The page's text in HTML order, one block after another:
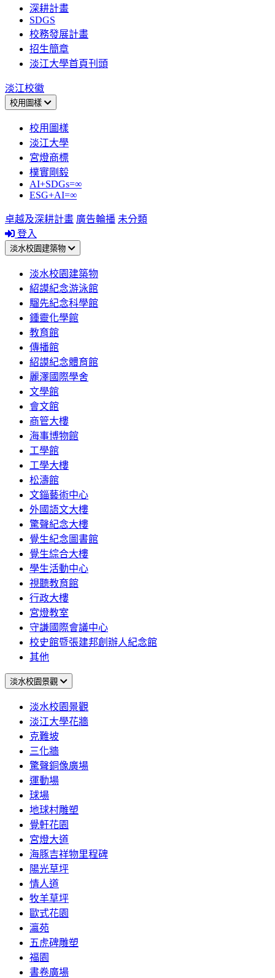
深耕計畫
SDGS
校務發展計畫
招生簡章
淡江大學首頁刊頭
淡江校徽
校用圖樣
校用圖樣
淡江大學
宮燈商標
樸實剛毅
AI+SDGs=∞
ESG+AI=∞
卓越及深耕計畫 廣告輪播 未分類
登入
淡水校園建築物
淡水校園建築物
紹謨紀念游泳館
騮先紀念科學館
鍾靈化學館
教育館
傳播館
紹謨紀念體育館
麗澤國際學舍
文學館
會文館
商管大樓
海事博物館
工學館
工學大樓
松濤館
文錙藝術中心
外國語文大樓
驚聲紀念大樓
覺生紀念圖書館
覺生綜合大樓
學生活動中心
視聽教育館
行政大樓
宮燈教室
守謙國際會議中心
校史館暨張建邦創辦人紀念館
其他
淡水校園景觀
淡水校園景觀
淡江大學花牆
克難坡
三化牆
驚聲銅像廣場
運動場
球場
地球村雕塑
覺軒花園
宮燈大道
海豚吉祥物里程碑
陽光草坪
情人道
牧羊草坪
歐式花園
瀛苑
五虎碑雕塑
福園
書卷廣場